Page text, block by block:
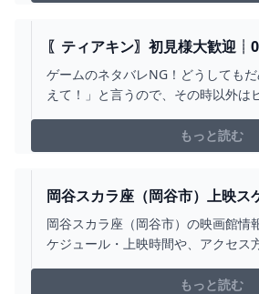
〖ティアキン〗初見様大歓迎
ト！！ゼルダの伝説 ティアー
ム〖#よあけいちか/#新人
ゲームのネタバレNG！どうしても
えて！」と言うので、その時以外は
未経験、ゼルダプレイ2作品目、キ
の他の注意事項は下の方にあるの
もっと読む
岡谷スカラ座（岡谷市）上映ス
時間：映画館 - 映画.COM
岡谷スカラ座（岡谷市）の映画館情
ケジュール・上映時間や、アクセス
もっと読む